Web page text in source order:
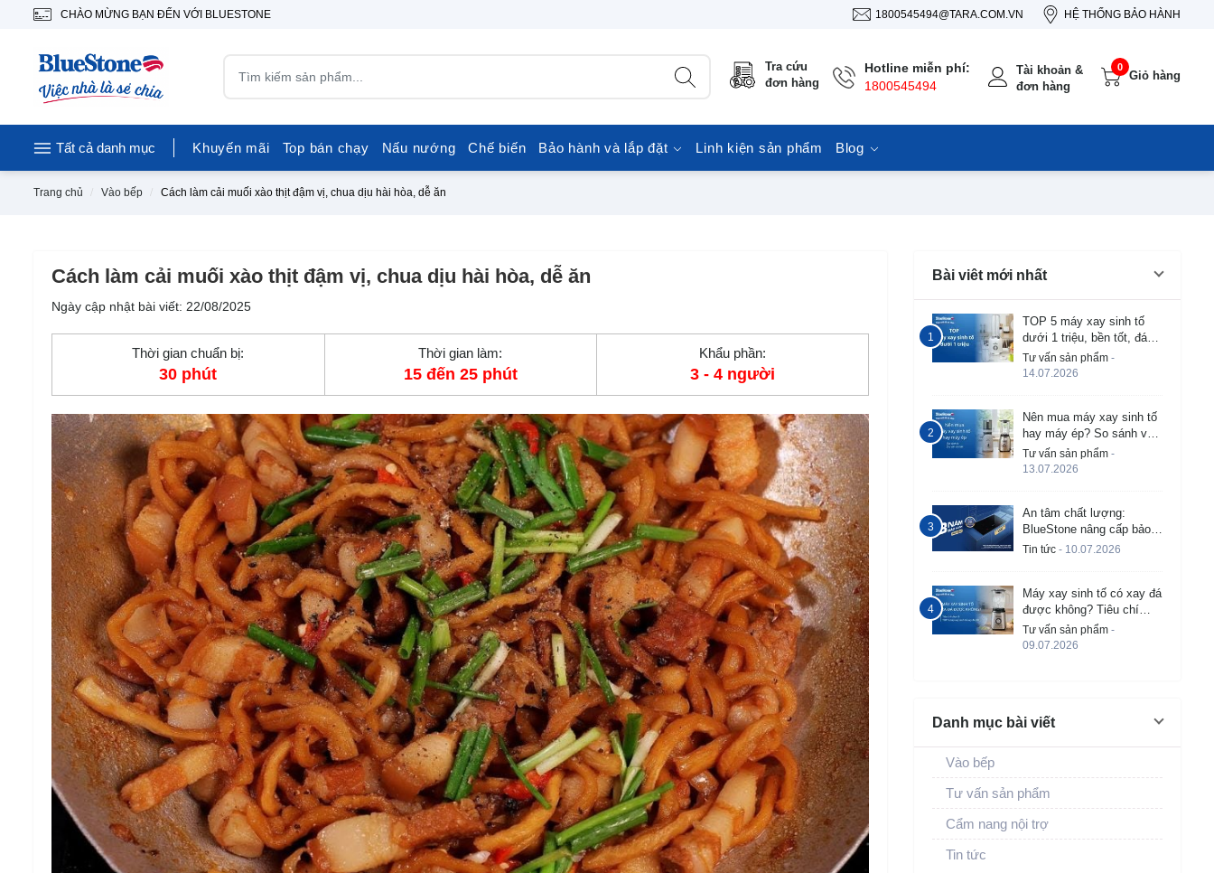
CHÀO MỪNG BẠN ĐẾN VỚI BLUESTONE 1800545494@TARA.COM.VN HỆ THỐNG BẢO HÀNH
Tra cứu
đơn hàng
Hotline miễn phí:
1800545494
Tài khoản &
đơn hàng
0
Giỏ hàng
Tất cả danh mục Khuyến mãi Top bán chạy Nấu nướng Chế biến Bảo hành và lắp đặt Linh kiện sản phẩm Blog
Trang chủ Vào bếp Cách làm cải muối xào thịt đậm vị, chua dịu hài hòa, dễ ăn
Cách làm cải muối xào thịt đậm vị, chua dịu hài hòa, dễ ăn
Ngày cập nhật bài viết: 22/08/2025
Thời gian chuẩn bị:
30 phút
Thời gian làm:
15 đến 25 phút
Khẩu phần:
3 - 4 người
Bài viêt mới nhất
TOP 5 máy xay sinh tố
dưới 1 triệu, bền tốt, đáng
mua 2026
Tư vấn sản phẩm -
14.07.2026
Nên mua máy xay sinh tố
hay máy ép? So sánh và
tư vấn chi tiết
Tư vấn sản phẩm -
13.07.2026
An tâm chất lượng:
BlueStone nâng cấp bảo
hành bếp từ âm lên đến 3
Tin tức - 10.07.2026
Máy xay sinh tố có xay đá
được không? Tiêu chí
chọn và TOP 5 máy tốt
Tư vấn sản phẩm -
09.07.2026
Danh mục bài viết
Vào bếp
Tư vấn sản phẩm
Cẩm nang nội trợ
Tin tức